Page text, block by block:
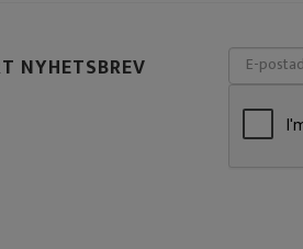
NYHETSBREV